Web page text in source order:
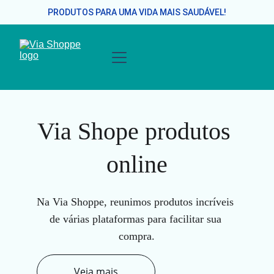
PRODUTOS PARA UMA VIDA MAIS SAUDÁVEL!
Via Shope produtos
online
Na Via Shoppe, reunimos produtos incríveis
de várias plataformas para facilitar sua
compra.